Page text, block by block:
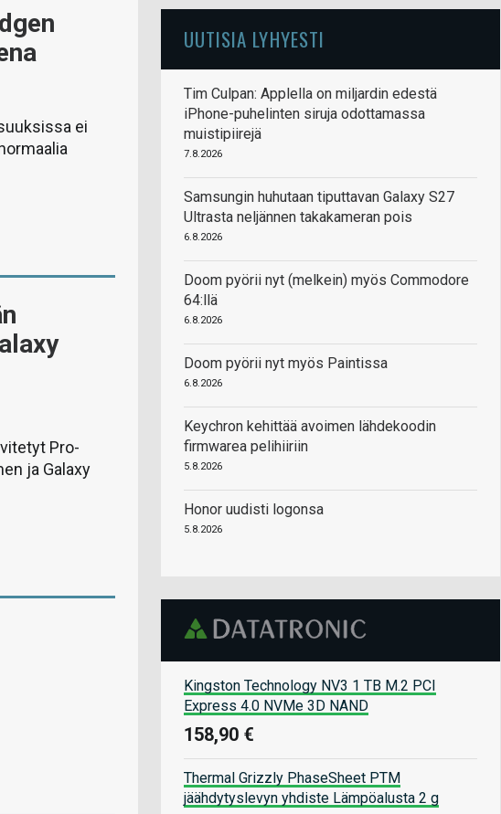
ei
Pro-
ja Galaxy
UUTISIA LYHYESTI
Tim Culpan: Applella on miljardin edestä
iPhone-puhelinten siruja odottamassa
muistipiirejä
7.8.2026
Samsungin huhutaan tiputtavan Galaxy S27
Ultrasta neljännen takakameran pois
6.8.2026
Doom pyörii nyt (melkein) myös Commodore
64:llä
6.8.2026
Doom pyörii nyt myös Paintissa
6.8.2026
Keychron kehittää avoimen lähdekoodin
firmwarea pelihiiriin
5.8.2026
Honor uudisti logonsa
5.8.2026
Kingston Technology NV3 1 TB M.2 PCI
Express 4.0 NVMe 3D NAND
158,90 €
Thermal Grizzly PhaseSheet PTM
jäähdytyslevyn yhdiste Lämpöalusta 2 g